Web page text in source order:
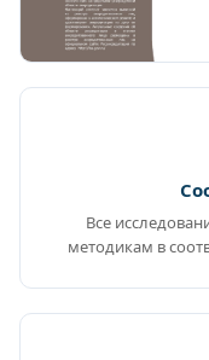
Все
методикам в